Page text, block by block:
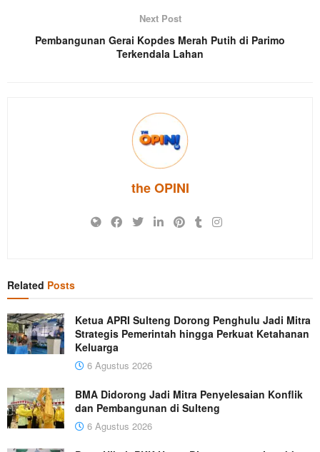
Next Post
Pembangunan Gerai Kopdes Merah Putih di Parimo
Terkendala Lahan
the OPINI
Related Posts
Ketua APRI Sulteng Dorong Penghulu Jadi Mitra
Strategis Pemerintah hingga Perkuat Ketahanan
Keluarga
6 Agustus 2026
BMA Didorong Jadi Mitra Penyelesaian Konflik
dan Pembangunan di Sulteng
6 Agustus 2026